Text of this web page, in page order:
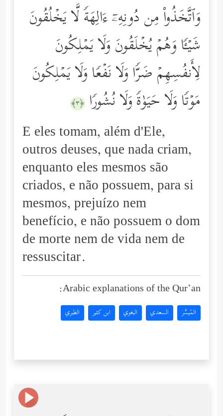
وَٱتَّخَذُواْ مِن دُونِهِۦۤ ءَالِهَةࣰ لَّا یَخۡلُقُونَ
شَیۡـࣰٔا وَهُمۡ یُخۡلَقُونَ وَلَا یَمۡلِكُونَ
لِأَنفُسِهِمۡ ضَرࣰّا وَلَا نَفۡعࣰا وَلَا یَمۡلِكُونَ
مَوۡتࣰا وَلَا حَیَوٰةࣰ وَلَا نُشُورࣰا ﴿٣﴾
E eles tomam, além d'Ele,
outros deuses, que nada criam,
enquanto eles mesmos são
criados, e não possuem, para si
mesmos, prejuízo nem
benefício, e não possuem o dom
de morte nem de vida nem de
ressuscitar.
Arabic explanations of the Qur’an:
المُيسَّر السعدي البغوي ابن كثير الطبري